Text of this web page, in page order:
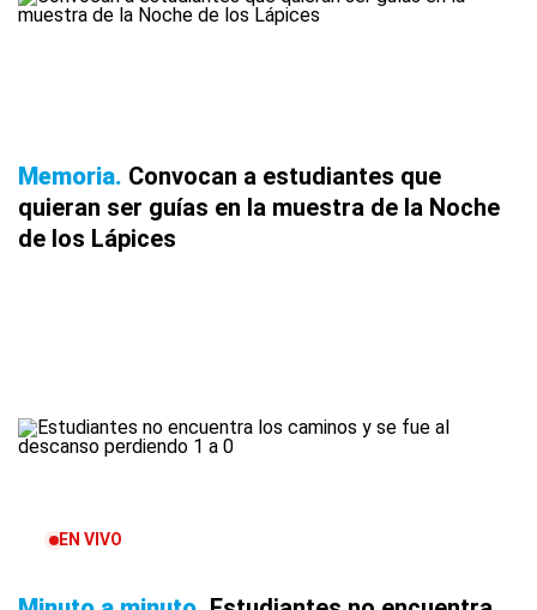
Memoria Convocan a estudiantes que
quieran ser guías en la muestra de la Noche
de los Lápices
EN VIVO